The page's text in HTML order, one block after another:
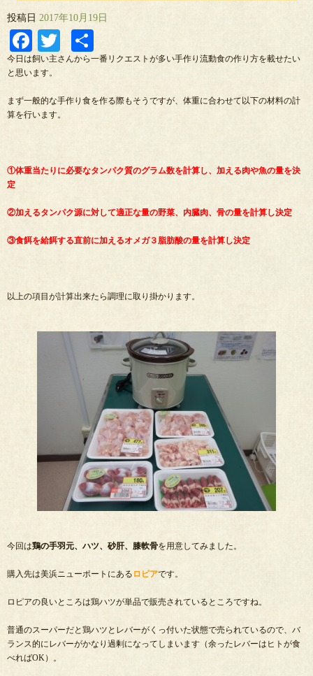
投稿日 2017年10月19日
Facebook
Twitter
有
今日は飼い主さんから一番リクエストが多い手作り流動食の作り方を載せたい
と思います。
まず一般的な手作り食を作る際もそうですが、体重に合わせて以下の材料の計
算を行います。
①体重当たりに必要なタンパク質のグラム数を計算し、加える肉や魚の量を決
定
②加えるタンパク源に対して適正な量の野菜、内臓肉、骨の量を計算し決定
③食餌を給餌する直前に加えるオメガ３脂肪酸の量を計算し決定
以上の項目が計算出来たら調理に取り掛かります。
今回は鶏の手羽元、ハツ、砂肝、膝軟骨を用意してみました。
購入先は美浜ニューポートにある ロピアです。
ロピアの良いところは鶏ハツが単品で販売されているところですね。
普通のスーパーだと鶏ハツとレバーがくっ付いた状態で売られているので、バ
ランス的にレバーがかなり過剰になってしまいます（余ったレバーはヒトが食
べればOK）。